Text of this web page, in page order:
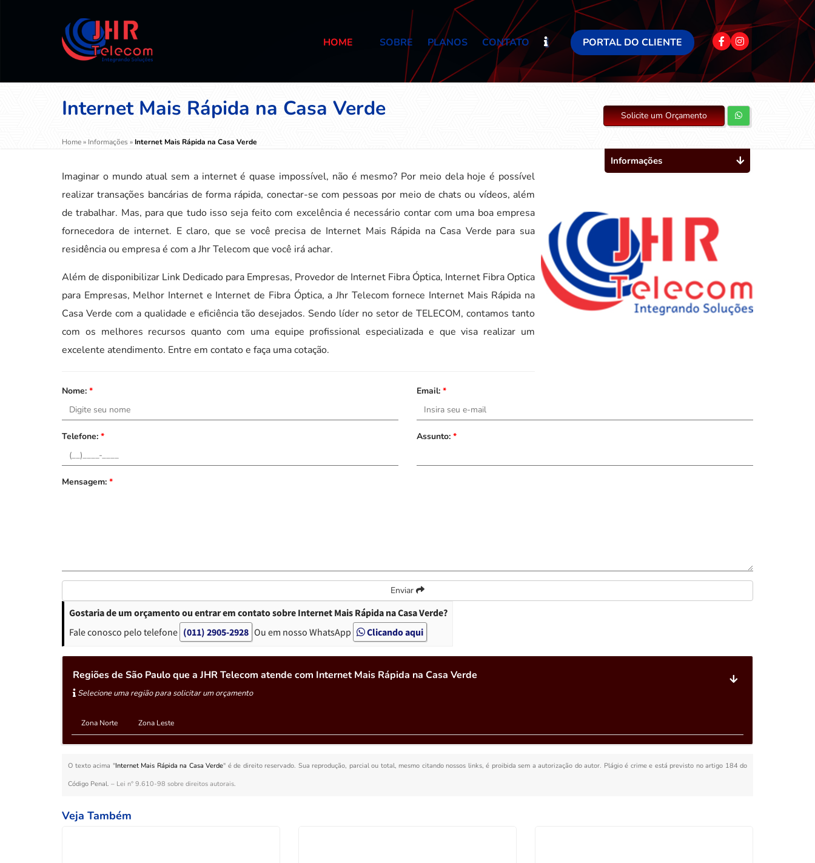
HOME SOBRE PLANOS CONTATO PORTAL DO CLIENTE
Internet Mais Rápida na Casa Verde
Home» Informações »Internet Mais Rápida na Casa Verde
Solicite um Orçamento
Imaginar o mundo atual sem a internet é quase impossível, não é mesmo? Por meio dela hoje é possível
realizar transações bancárias de forma rápida, conectar-se com pessoas por meio de chats ou vídeos, além
de trabalhar. Mas, para que tudo isso seja feito com excelência é necessário contar com uma boa empresa
fornecedora de internet. E claro, que se você precisa de Internet Mais Rápida na Casa Verde para sua
residência ou empresa é com a Jhr Telecom que você irá achar.
Além de disponibilizar Link Dedicado para Empresas, Provedor de Internet Fibra Óptica, Internet Fibra Optica
para Empresas, Melhor Internet e Internet de Fibra Óptica, a Jhr Telecom fornece Internet Mais Rápida na
Casa Verde com a qualidade e eficiência tão desejados. Sendo líder no setor de TELECOM, contamos tanto
com os melhores recursos quanto com uma equipe profissional especializada e que visa realizar um
excelente atendimento. Entre em contato e faça uma cotação.
Nome: * Email: *
Telefone: * Assunto: *
Mensagem: *
Enviar
Gostaria de um orçamento ou entrar em contato sobre Internet Mais Rápida na Casa Verde?
Fale conosco pelo telefone (011) 2905-2928 Ou em nosso WhatsApp Clicando aqui
Regiões de São Paulo que a JHR Telecom atende com Internet Mais Rápida na Casa Verde
Selecione uma região para solicitar um orçamento
Zona Norte Zona Leste
O texto acima "Internet Mais Rápida na Casa Verde" é de direito reservado. Sua reprodução, parcial ou total, mesmo citando nossos links, é proibida sem a autorização do autor. Plágio é crime e está previsto no artigo 184 do
Código Penal. – Lei n° 9.610-98 sobre direitos autorais.
Informações
Veja Também